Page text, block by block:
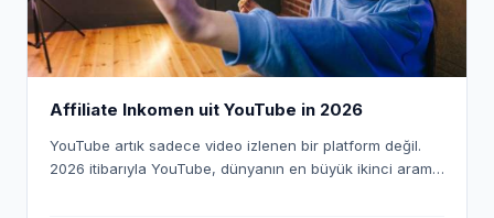
alıyoruz.
Affiliate Inkomen uit YouTube in 2026
YouTube artık sadece video izlenen bir platform değil.
2026 itibarıyla YouTube, dünyanın en büyük ikinci arama